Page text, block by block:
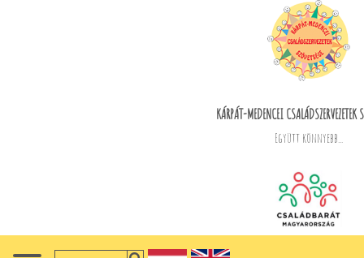
KÁRPÁT-MEDENCEI CSALÁDSZERVEZETEK
Együtt könnyebb...